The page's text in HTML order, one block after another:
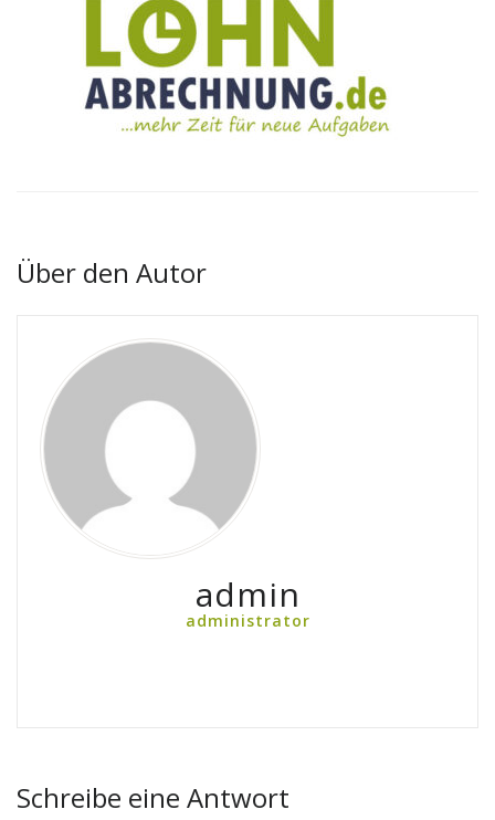
Über den Autor
admin
administrator
Schreibe eine Antwort